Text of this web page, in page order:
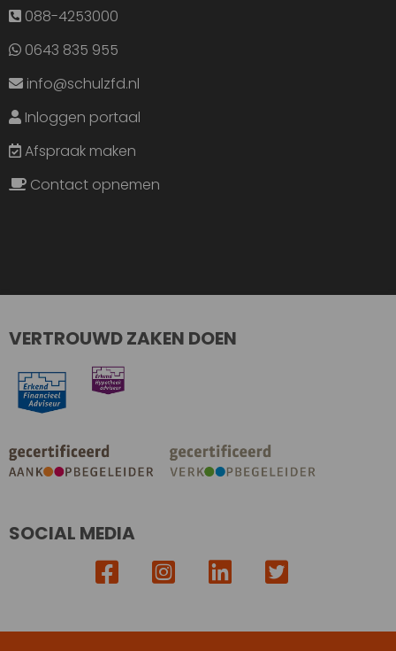
088-4253000
0643 835 955
info@schulzfd.nl
Inloggen portaal
Afspraak maken
Contact opnemen
VERTROUWD ZAKEN DOEN
SOCIAL MEDIA